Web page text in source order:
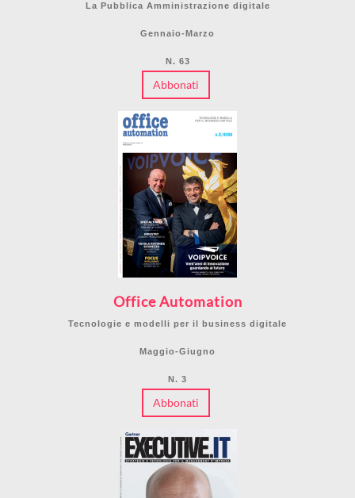
La Pubblica Amministrazione digitale
Gennaio-Marzo
N. 63
Abbonati
Office Automation
Tecnologie e modelli per il business digitale
Maggio-Giugno
N. 3
Abbonati